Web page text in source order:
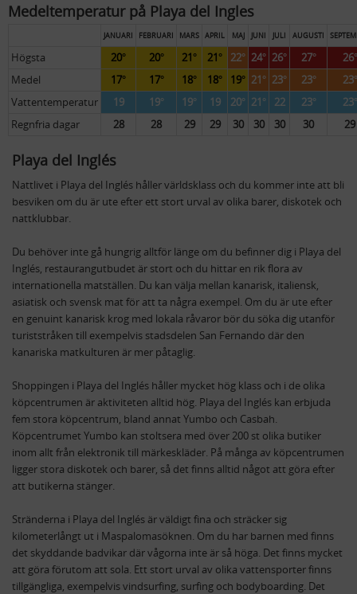
Medeltemperatur på Playa del Ingles
JANUARI FEBRUARI MARS APRIL MAJ JUNI JULI AUGUSTI
Högsta 20° 20° 21° 21° 22° 24° 26° 27°
26°
Medel
17° 17° 18° 18° 19° 21° 23° 23°
23°
Vattentemperatur
19 19° 19° 19 20° 21° 22 23°
23°
Regnfria dagar
28 28 29 29 30 30 30 30 29
Playa del Inglés
Nattlivet i Playa del Inglés håller världsklass och du kommer inte att bli
besviken om du är ute efter ett stort urval av olika barer, diskotek och
nattklubbar.
Du behöver inte gå hungrig alltför länge om du befinner dig i Playa del
Inglés, restaurangutbudet är stort och du hittar en rik flora av
internationella matställen. Du kan välja mellan kanarisk, italiensk,
asiatisk och svensk mat för att ta några exempel. Om du är ute efter
en genuint kanarisk krog med lokala råvaror bör du söka dig utanför
turiststråken till exempelvis stadsdelen San Fernando där den
kanariska matkulturen är mer påtaglig.
Shoppingen i Playa del Inglés håller mycket hög klass och i de olika
köpcentrumen är aktiviteten alltid hög. Playa del Inglés kan erbjuda
fem stora köpcentrum, bland annat Yumbo och Casbah.
Köpcentrumet Yumbo kan stoltsera med över 200 st olika butiker
inom allt från elektronik till märkeskläder. På många av köpcentrumen
ligger stora diskotek och barer, så det finns alltid något att göra efter
att butikerna stänger.
Stränderna i Playa del Inglés är väldigt fina och sträcker sig
kilometerlångt ut i Maspalomasöknen. Om du har barnen med finns
det skyddande badvikar där vågorna inte är så höga. Det finns mycket
att göra förutom att sola. Ett stort urval av olika vattensporter finns
tillgängliga, exempelvis vindsurfing, surfing och bodyboarding. Det